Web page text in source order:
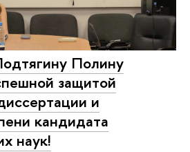
Полину
защитой
и
кандидата
наук!